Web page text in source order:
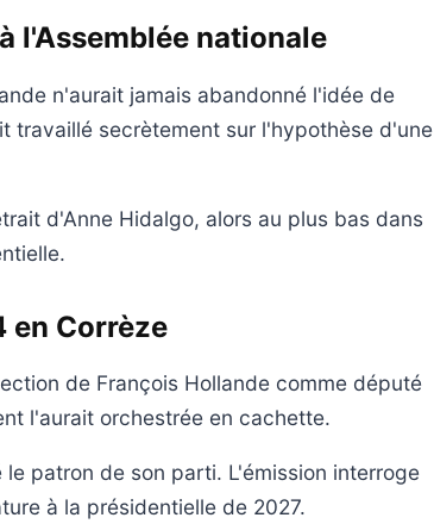
l'Assemblée nationale
n'aurait jamais abandonné l'idée de
travaillé secrètement sur l'hypothèse d'une
d'Anne Hidalgo, alors au plus bas dans
en Corrèze
de François Hollande comme député
l'aurait orchestrée en cachette.
patron de son parti. L'émission interroge
à la présidentielle de 2027.